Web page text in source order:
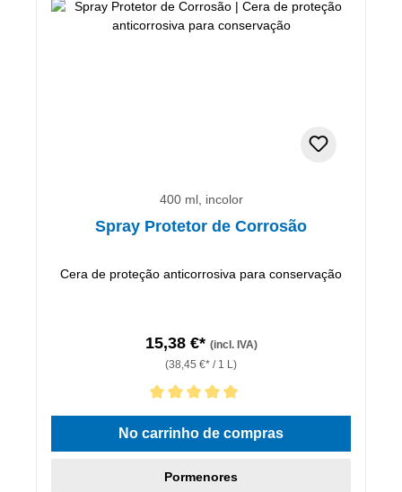
400 ml, incolor
Spray Protetor de Corrosão
Cera de proteção anticorrosiva para conservação
15,38 €* (incl. IVA)
(38,45 €* / 1 L)
Classificação média de 5 de 5 estrelas
No carrinho de compras
Pormenores